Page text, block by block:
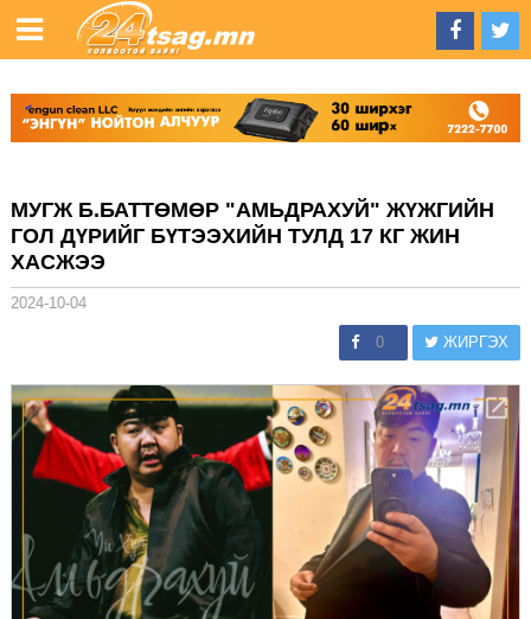
МУГЖ Б.БАТТӨМӨР "АМЬДРАХУЙ" ЖҮЖГИЙН
ГОЛ ДҮРИЙГ БҮТЭЭХИЙН ТУЛД 17 КГ ЖИН
ХАСЖЭЭ
2024-10-04
0 ЖИРГЭХ